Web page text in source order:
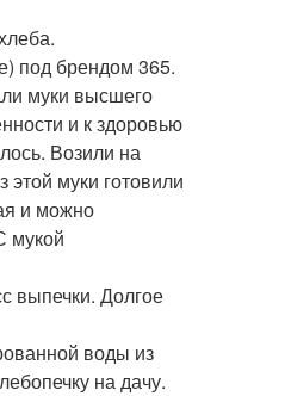
под брендом 365.
муки высшего
и к здоровью
Возили на
муки готовили
и можно
мукой
выпечки. Долгое
воды из
на дачу.